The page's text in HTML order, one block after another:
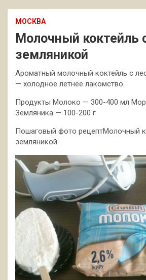
МОСКВА
Молочный коктейль
земляникой
Ароматный молочный коктейль с
— холодное летнее лакомство.
Продукты Молоко — 300-400 мл
Земляника — 100-200 г
Пошаговый фото рецептМолочный
земляникой